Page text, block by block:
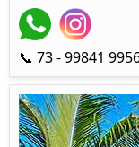
📞 73 - 99841